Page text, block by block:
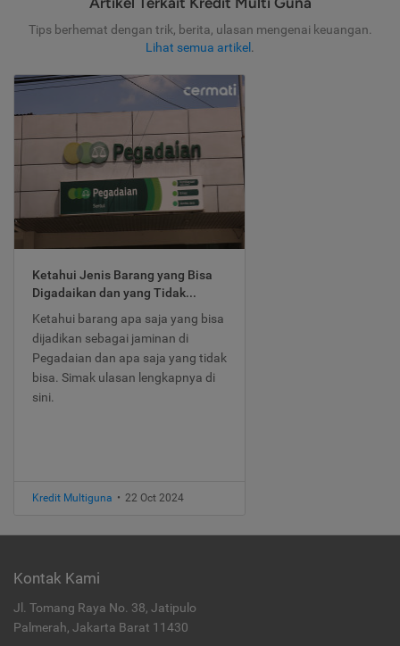
Tips berhemat dengan trik, berita, ulasan mengenai keuangan.
Lihat semua artikel .
Ketahui Jenis Barang yang Bisa
Digadaikan dan yang Tidak...
Ketahui barang apa saja yang bisa
dijadikan sebagai jaminan di
Pegadaian dan apa saja yang tidak
bisa. Simak ulasan lengkapnya di
sini.
Kredit Multiguna • 22 Oct 2024
Kontak Kami
Jl. Tomang Raya No. 38, Jatipulo
Palmerah, Jakarta Barat 11430